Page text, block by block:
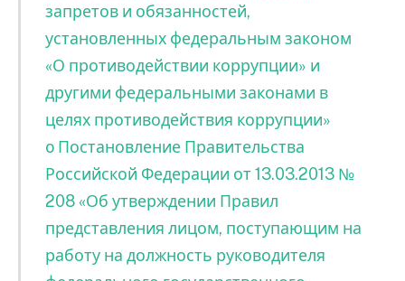
запретов и обязанностей,
установленных федеральным законом
«О противодействии коррупции» и
другими федеральными законами в
целях противодействия коррупции»
o Постановление Правительства
Российской Федерации от 13.03.2013 №
208 «Об утверждении Правил
представления лицом, поступающим на
работу на должность руководителя